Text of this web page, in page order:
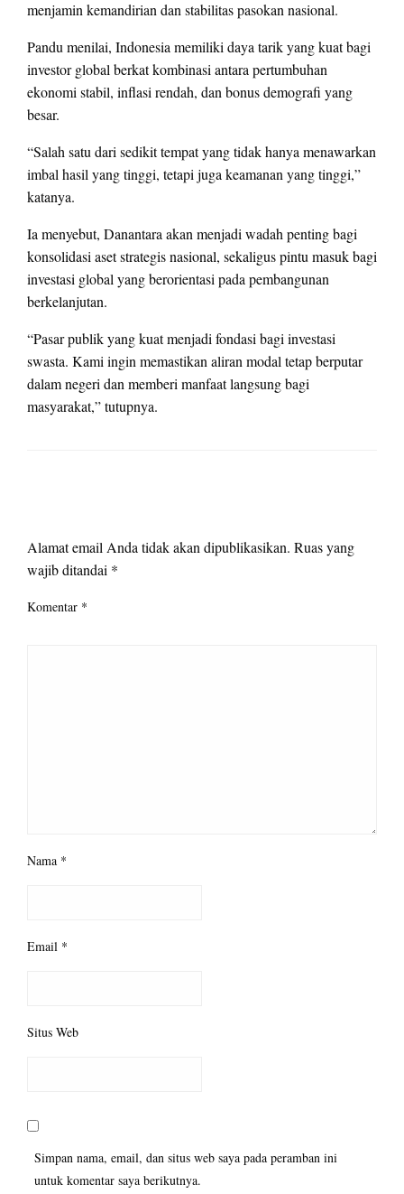
menjamin kemandirian dan stabilitas pasokan nasional.
Pandu menilai, Indonesia memiliki daya tarik yang kuat bagi
investor global berkat kombinasi antara pertumbuhan
ekonomi stabil, inflasi rendah, dan bonus demografi yang
besar.
“Salah satu dari sedikit tempat yang tidak hanya menawarkan
imbal hasil yang tinggi, tetapi juga keamanan yang tinggi,”
katanya.
Ia menyebut, Danantara akan menjadi wadah penting bagi
konsolidasi aset strategis nasional, sekaligus pintu masuk bagi
investasi global yang berorientasi pada pembangunan
berkelanjutan.
“Pasar publik yang kuat menjadi fondasi bagi investasi
swasta. Kami ingin memastikan aliran modal tetap berputar
dalam negeri dan memberi manfaat langsung bagi
masyarakat,” tutupnya.
Alamat email Anda tidak akan dipublikasikan. Ruas yang
wajib ditandai *
Komentar *
Nama *
Email *
Situs Web
Simpan nama, email, dan situs web saya pada peramban ini
untuk komentar saya berikutnya.